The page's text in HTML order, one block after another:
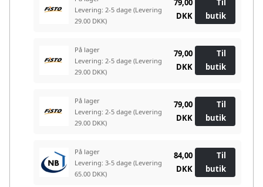
Levering: 2-5 dage (Levering
29.00 DKK)
79,00
DKK
Til
butik
På lager
Levering: 2-5 dage (Levering
29.00 DKK)
79,00
DKK
Til
butik
På lager
Levering: 2-5 dage (Levering
29.00 DKK)
79,00
DKK
Til
butik
På lager
Levering: 3-5 dage (Levering
65.00 DKK)
84,00
DKK
Til
butik